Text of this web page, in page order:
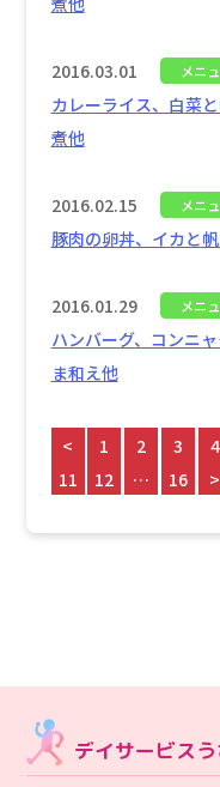
2016.03.01 メニ
カレーライス、白菜
煮他
2016.02.15 メニ
豚肉の卵丼、イカと
2016.01.29 メニ
ハンバーグ、コンニ
ま和え他
< 1 2 3 4
11
12 … 16 >
デイサービス